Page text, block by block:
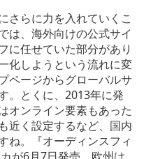
さらに力を入れていくこ
は、海外向けの公式サイ
に任せていた部分があり
化しようという流れに変
ページからグローバルサ
。とくに、2013年に発
オンライン要素もあった
近く設定するなど、国内
ね。『オーディンスフィ